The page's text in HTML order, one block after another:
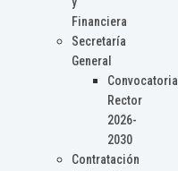
Financiera
Secretaría
General
Convocatoria
Rector
2026-
2030
Contratación